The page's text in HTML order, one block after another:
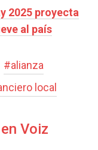
2025 proyecta
al país
#alianza
local
Voiz